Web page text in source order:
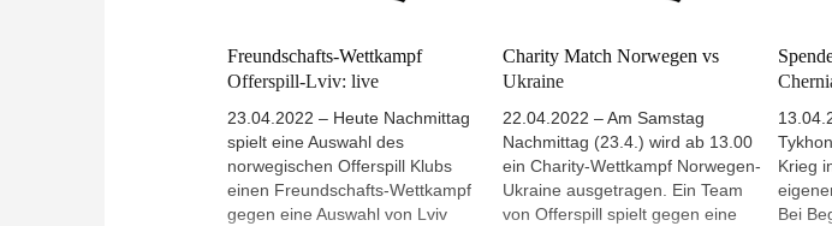
Freundschafts-Wettkampf
Offerspill-Lviv: live
23.04.2022 – Heute Nachmittag
spielt eine Auswahl des
norwegischen Offerspill Klubs
einen Freundschafts-Wettkampf
gegen eine Auswahl von Lviv
Charity Match Norwegen vs
Ukraine
22.04.2022 – Am Samstag
Nachmittag (23.4.) wird ab 13.00
ein Charity-Wettkampf Norwegen-
Ukraine ausgetragen. Ein Team
von Offerspill spielt gegen eine
Krieg
Bei